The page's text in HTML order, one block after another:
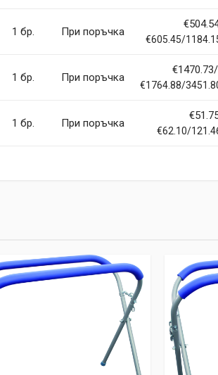
et fringilla facilisis. Nam maximus
Email Address
1 бр. При поръчка
€605.45/
1 бр. При поръчка
€1764.88/
1 бр. При поръчка
€62.10/